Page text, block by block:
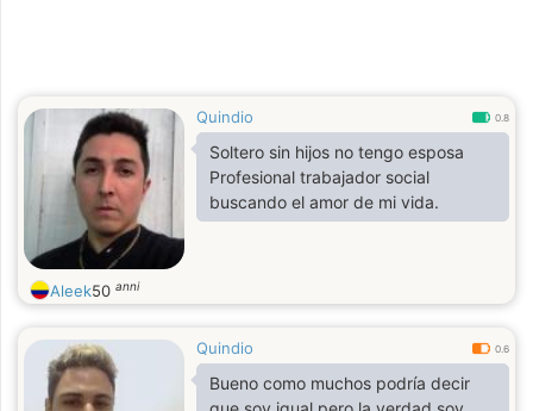
Quindio 0.8
Soltero sin hijos no tengo esposa
Profesional trabajador social
buscando el amor de mi vida.
Aleek50 anni
Quindio 0.6
Bueno como muchos podría decir